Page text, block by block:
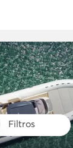
Filtros